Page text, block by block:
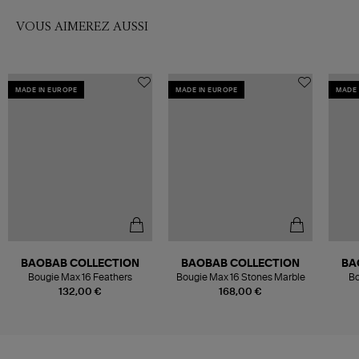
VOUS AIMEREZ AUSSI
MADE IN EUROPE
132,00 €
BAOBAB COLLECTION
Bougie Max 16 Feathers
MADE IN EUROPE
168,00 €
BAOBAB COLLECTION
Bougie Max 16 Stones Marble
MADE